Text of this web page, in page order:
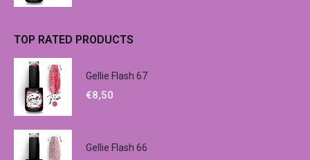
TOP RATED PRODUCTS
Gellie Flash 67
€8,50
Gellie Flash 66